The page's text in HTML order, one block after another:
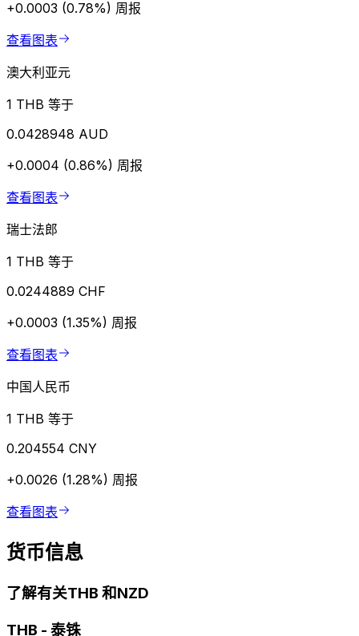
+0.0003 (0.78%) 周报
查看图表
澳大利亚元
1 THB 等于
0.0428948 AUD
+0.0004 (0.86%) 周报
查看图表
瑞士法郎
1 THB 等于
0.0244889 CHF
+0.0003 (1.35%) 周报
查看图表
中国人民币
1 THB 等于
0.204554 CNY
+0.0026 (1.28%) 周报
查看图表
货币信息
了解有关THB 和NZD
THB - 泰铢